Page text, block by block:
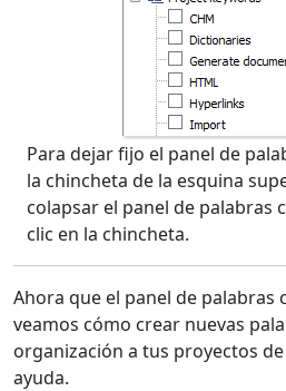
Para dejar fijo el panel de
la chincheta de la esquina
colapsar el panel de palabras
clic en la chincheta.
Ahora que el panel de palabras
veamos cómo crear nuevas
organización a tus proyectos
ayuda.